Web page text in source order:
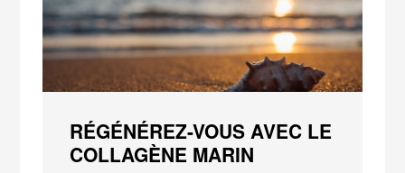
RÉGÉNÉREZ-VOUS AVEC LE
COLLAGÈNE MARIN